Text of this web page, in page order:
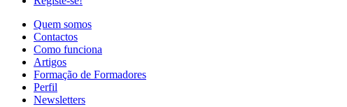
Quem somos
Contactos
Como funciona
Artigos
Formação de Formadores
Perfil
Newsletters